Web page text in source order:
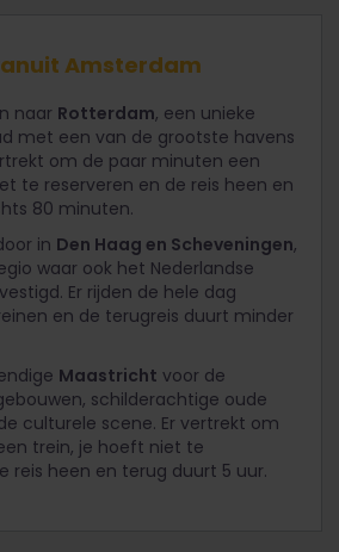
Amsterdam
naar Rotterdam, een unieke
met een van de grootste havens
om de paar minuten een
te reserveren en de reis heen en
80 minuten.
in Den Haag en Scheveningen,
waar ook het Nederlandse
Er rijden de hele dag
en de terugreis duurt minder
Maastricht voor de
schilderachtige oude
culturele scene. Er vertrekt om
trein, je hoeft niet te
reis heen en terug duurt 5 uur.